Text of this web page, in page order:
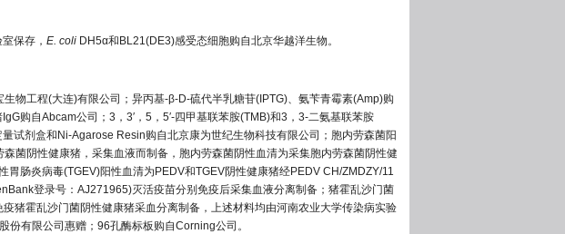
保存， E. coli DH5α和BL21(DE3)感受态细胞购自北京华越洋生物。
生物工程(大连)有限公司；异丙基-β-D-硫代半乳糖苷(IPTG)、氨苄青霉素(Amp)购
购自Abcam公司；3，3′，5，5′-四甲基联苯胺(TMB)和3，3-二氨基联苯胺
试剂盒和Ni-Agarose Resin购自北京康为世纪生物科技有限公司；胞内劳森菌阳
菌阴性健康猪，采集血液而制备，胞内劳森菌阴性血清为采集胞内劳森菌阴性健
肠炎病毒(TGEV)阳性血清为PEDV和TGEV阴性健康猪经PEDV CH/ZMDZY/11
登录号：AJ271965)灭活疫苗分别免疫后采集血液分离制备；猪霍乱沙门菌
猪霍乱沙门菌阴性健康猪采血分离制备，上述材料均由河南农业大学传染病实验
份有限公司惠赠；96孔酶标板购自Corning公司。